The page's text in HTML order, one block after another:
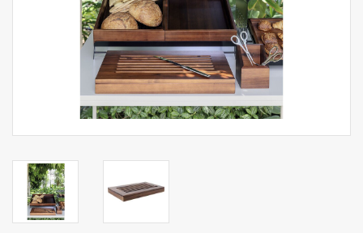
Berufsbekleidung
Küche
Küchentechnik